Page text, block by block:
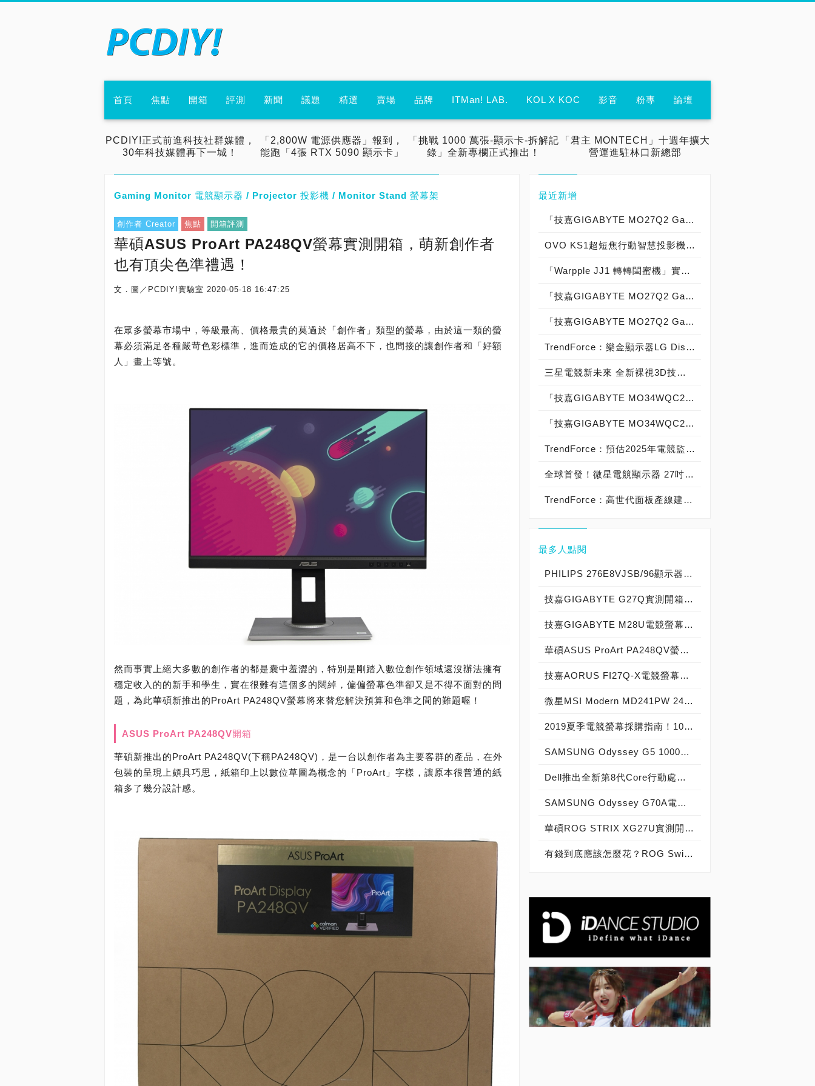
首頁 焦點 開箱 評測 新聞 議題 精選 賣場 品牌 ITMan! LAB. KOL X KOC 影音 粉專 論壇
PCDIY!正式前進科技社群媒體，
30年科技媒體再下一城！
「2,800W 電源供應器」報到，
能跑「4張 RTX 5090 顯示卡」
「挑戰 1000 萬張-顯示卡-拆解記
錄」全新專欄正式推出！
「君主 MONTECH」十週年擴大
營運進駐林口新總部
Gaming Monitor 電競顯示器 / Projector 投影機 / Monitor Stand 螢幕架
創作者 Creator 焦點 開箱評測
華碩ASUS ProArt PA248QV螢幕實測開箱，萌新創作者
也有頂尖色準禮遇！
文．圖／PCDIY!實驗室 2020-05-18 16:47:25
在眾多螢幕市場中，等級最高、價格最貴的莫過於「創作者」類型的螢幕，由於這一類的螢
幕必須滿足各種嚴苛色彩標準，進而造成的它的價格居高不下，也間接的讓創作者和「好額
人」畫上等號。
然而事實上絕大多數的創作者的都是囊中羞澀的，特別是剛踏入數位創作領域還沒辦法擁有
穩定收入的的新手和學生，實在很難有這個多的闊綽，偏偏螢幕色準卻又是不得不面對的問
題，為此華碩新推出的ProArt PA248QV螢幕將來替您解決預算和色準之間的難題喔！
ASUS ProArt PA248QV開箱
華碩新推出的ProArt PA248QV(下稱PA248QV)，是一台以創作者為主要客群的產品，在外
包裝的呈現上頗具巧思，紙箱印上以數位草圖為概念的「ProArt」字樣，讓原本很普通的紙
箱多了幾分設計感。
最近新增
「技嘉GIGABYTE MO27Q2 Gaming Monitor電競螢幕」強勢來襲，採用「時尚美學設計，QD-OLED驚艷視覺，240Hz極速顯示，絕佳黑階顯色，優質動態表現，超薄質感底座，電競戰術功能，三年烙印保固」獲原價屋店長肯定推薦「遊戲打怪神兵利器」制霸遊戲戰場價格：15,490元！
OVO KS1超短焦行動智慧投影機實測開箱，1080P小空間大劇院Neo無框電視閃耀登場！
「Warpple JJ1 轉轉閨蜜機」實機開箱，「21.5吋 FHD 行走的大平板」讓你隨處都可以「追劇、健身、食譜、看書、上課、視訊、直播、辦公，一機搞定！」
「技嘉GIGABYTE MO27Q2 Gaming Monitor」實機測試，顯色強大：「色域覆蓋 sRGB：達100％，Adobe RGB：達95.2％，DCI P3：達97.6％ 色域容積 sRGB：達164.2％，Adobe RGB：達113.1％，DCI P3：達116.3％」ISO 14861:2015色彩準確度：「平均ΔE*00：達0.27，99%百分位 ΔE*00：達0.89」
「技嘉GIGABYTE MO27Q2 Gaming Monitor」產品開箱，「27吋 240Hz 2K QD-OLED」精品級平面電競顯示器！
TrendForce：樂金顯示器LG Display廣州LCD廠今正式交割，助力TCL華星光電大世代線產能面積占比提升至22.9%
三星電競新未來 全新裸視3D技術引領「星」世紀遊戲體驗
「技嘉GIGABYTE MO34WQC2 Gaming Monitor」實機測試，顯色強大：「色域覆蓋 sRGB：達100％，Adobe RGB：達96.5％，DCI P3：達97.7％ 色域容積 sRGB：達171.7％，Adobe RGB：達118.3％，DCI P3：達121.6％」ISO 14861:2015色彩準確度：「平均ΔE*00：達0.89，99%百分位 ΔE*00：達2.75」
「技嘉GIGABYTE MO34WQC2 Gaming Monitor」產品開箱，「34吋 240Hz 2K QD-OLED」戰術級曲面電競顯示器！
TrendForce：預估2025年電競監視器面板出貨成長趨緩，LCD面板年增約5%、OLED面板年增約40%
全球首發！微星電競顯示器 27吋4K 240Hz & QHD 500Hz QD-OLED 霸氣登場CES 2025
TrendForce：高世代面板產線建設帶動，預計2027年OLED筆電滲透率逾5%
最多人點閱
PHILIPS 276E8VJSB/96顯示器實機開箱， 史上最超值27吋4K級IPS面板極細窄邊框螢幕！
技嘉GIGABYTE G27Q實測開箱，27吋IPS 2K解析度搭載144Hz更新率，平面電競螢幕！
技嘉GIGABYTE M28U電競螢幕開箱體驗，世界首款搭載KVM、HDMI 2.1以真‧4K HDR@144Hz創造多工娛樂新境界！
華碩ASUS ProArt PA248QV螢幕實測開箱，萌新創作者也有頂尖色準禮遇！
技嘉AORUS FI27Q-X電競螢幕開箱動眼看，至尊級王者的視覺體驗！
微星MSI Modern MD241PW 24吋美型螢幕實測開箱，辦公/遊戲兩相宜創建絕美雪白世界！
2019夏季電競螢幕採購指南！10款市售版本解析、下手前務必參考
SAMSUNG Odyssey G5 1000R曲面電競螢幕實測開箱，電玩初心者的傳奇創造神器！
Dell推出全新第8代Core行動處理器之旗艦Alienware與主流G系列電競筆電，聯袂多樣新品展出，北京記者會現場直擊
SAMSUNG Odyssey G70A電競螢幕實測開箱，完全解放次世代遊戲主機PS5、XBOX Series S/X的4K+120Hz顯示效能！
華碩ROG STRIX XG27U實測開箱，解析為何需要一台「高畫質又有Sync」螢幕！
有錢到底應該怎麼花？ROG Swift PG65UQ電競螢幕實測開箱，既是頂級電視又是電競螢幕好厲害！